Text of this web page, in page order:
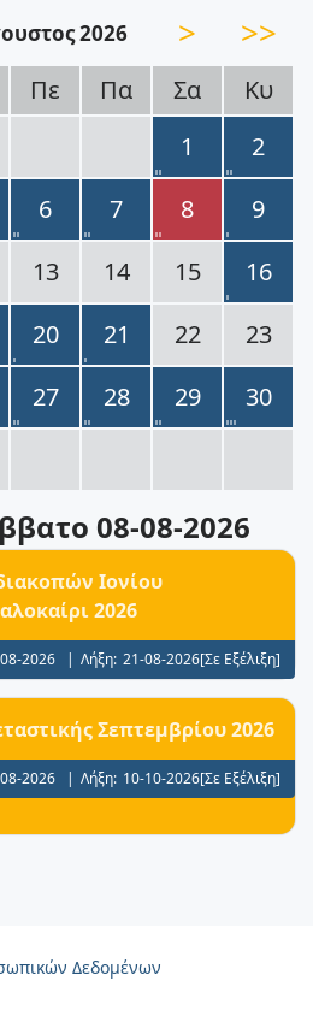
2026 > >>
Πε Πα Σα
Κυ
1
2
6 7 8
9
13 14 15
16
20 21 22
23
27 28 29
30
08-08-2026
Ιονίου
2026
2026 | Λήξη: 21-08-2026[Σε Εξέλιξη]
Σεπτεμβρίου 2026
2026 | Λήξη: 10-10-2026[Σε Εξέλιξη]
Δεδομένων